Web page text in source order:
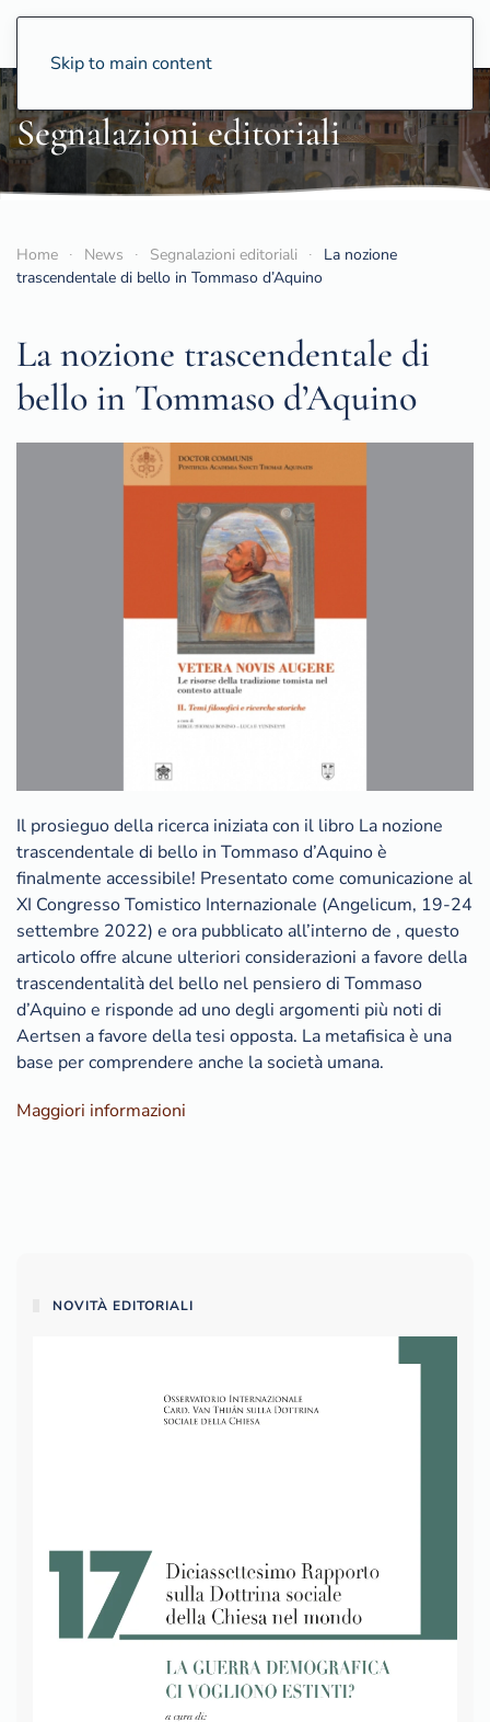
Skip to main content
CCS
Segnalazioni editoriali
Home News Segnalazioni editoriali
La nozione
trascendentale di bello in Tommaso d’Aquino
La nozione trascendentale di
bello in Tommaso d’Aquino
Il prosieguo della ricerca iniziata con il libro La nozione
trascendentale di bello in Tommaso d’Aquino è
finalmente accessibile! Presentato come comunicazione al
XI Congresso Tomistico Internazionale (Angelicum, 19-24
settembre 2022) e ora pubblicato all’interno de , questo
articolo offre alcune ulteriori considerazioni a favore della
trascendentalità del bello nel pensiero di Tommaso
d’Aquino e risponde ad uno degli argomenti più noti di
Aertsen a favore della tesi opposta. La metafisica è una
base per comprendere anche la società umana.
Maggiori informazioni
NOVITÀ EDITORIALI